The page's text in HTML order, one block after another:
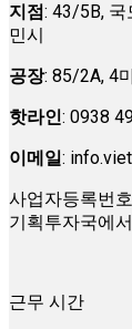
지점: 43/5B, 국
민시
공장: 85/2A, 4
핫라인: 0938
이메일:
사업자등록번
기획투자국에
근무 시간